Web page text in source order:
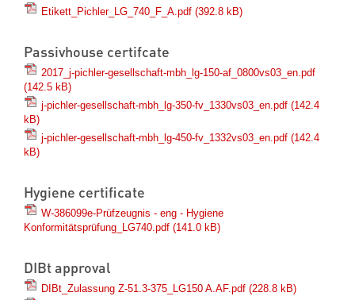
Etikett_Pichler_LG_740_F_A.pdf (392.8 kB)
Passivhouse certifcate
2017_j-pichler-gesellschaft-mbh_lg-150-af_0800vs03_en.pdf
(142.5 kB)
j-pichler-gesellschaft-mbh_lg-350-fv_1330vs03_en.pdf (142.4
kB)
j-pichler-gesellschaft-mbh_lg-450-fv_1332vs03_en.pdf (142.4
kB)
Hygiene certificate
W-386099e-Prüfzeugnis - eng - Hygiene
Konformitätsprüfung_LG740.pdf (141.0 kB)
DIBt approval
DIBt_Zulassung Z-51.3-375_LG150 A.AF.pdf (228.8 kB)